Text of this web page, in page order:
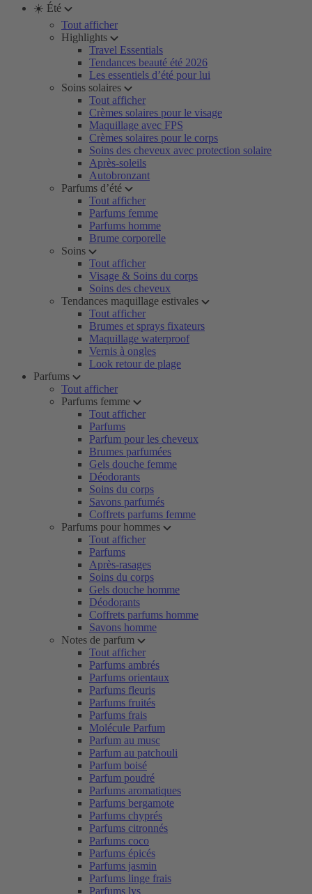
☀️ Été
Tout afficher
Highlights
Travel Essentials
Tendances beauté été 2026
Les essentiels d’été pour lui
Soins solaires
Tout afficher
Crèmes solaires pour le visage
Maquillage avec FPS
Crèmes solaires pour le corps
Soins des cheveux avec protection solaire
Après-soleils
Autobronzant
Parfums d’été
Tout afficher
Parfums femme
Parfums homme
Brume corporelle
Soins
Tout afficher
Visage & Soins du corps
Soins des cheveux
Tendances maquillage estivales
Tout afficher
Brumes et sprays fixateurs
Maquillage waterproof
Vernis à ongles
Look retour de plage
Parfums
Tout afficher
Parfums femme
Tout afficher
Parfums
Parfum pour les cheveux
Brumes parfumées
Gels douche femme
Déodorants
Soins du corps
Savons parfumés
Coffrets parfums femme
Parfums pour hommes
Tout afficher
Parfums
Après-rasages
Soins du corps
Gels douche homme
Déodorants
Coffrets parfums homme
Savons homme
Notes de parfum
Tout afficher
Parfums ambrés
Parfums orientaux
Parfums fleuris
Parfums fruités
Parfums frais
Molécule Parfum
Parfum au musc
Parfum au patchouli
Parfum boisé
Parfum poudré
Parfums aromatiques
Parfums bergamote
Parfums chyprés
Parfums citronnés
Parfums coco
Parfums épicés
Parfums jasmin
Parfums linge frais
Parfums lys